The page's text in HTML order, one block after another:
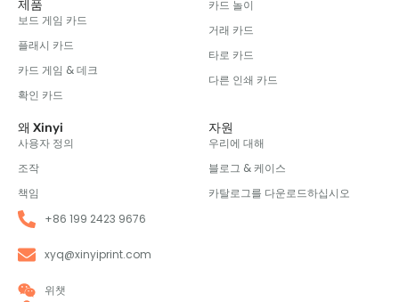
제품
보드 게임 카드
플래시 카드
카드 게임 & 데크
확인 카드
카드 놀이
거래 카드
타로 카드
다른 인쇄 카드
왜 Xinyi
사용자 정의
조작
책임
자원
우리에 대해
블로그 & 케이스
카탈로그를 다운로드하십시오
+86 199 2423 9676
xyq@xinyiprint.com
위챗